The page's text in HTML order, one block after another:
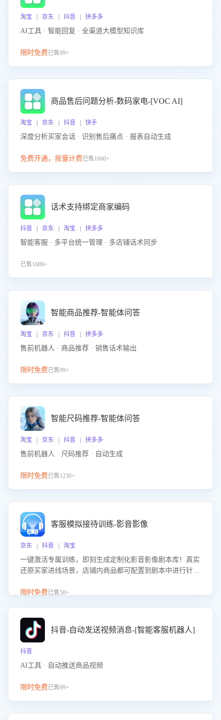
淘宝 | 京东 | 抖音 | 拼多多
AI工具 · 智能回复 · 全渠道大模型知识库
限时免费已售99+
商品售后问题分析-数码家电-[VOC AI]
淘宝 | 京东 | 抖音 | 快手
深度分析买家会话 · 识别售后痛点 · 报表自动生成
免费开通，按量计费已售1660+
话术支持绑定商家编码
抖音 | 京东 | 淘宝 | 拼多多
智能客服 · 多平台统一管理 · 多店铺话术同步
已售1689+
智能商品推荐-智能体问答
淘宝 | 京东 | 抖音 | 拼多多
售前机器人 · 商品推荐 · 销售话术输出
限时免费已售99+
智能尺码推荐-智能体问答
淘宝 | 京东 | 抖音 | 拼多多
售前机器人 · 尺码推荐 · 自动生成
限时免费已售1230+
客服模拟接待训练-影音影像
京东 | 抖音 | 淘宝
一键激活专属训练，即刻生成定制化影音影像剧本库！真实
还原买家进线场景，店铺内商品都可配置到剧本中进行针对
击 “立即开通”，快速获取影音影像类目剧本，一键开启客服
限时免费已售50+
抖音-自动发送视频消息-[智能客服机器人]
抖音
AI工具 · 自动推送商品视频
限时免费已售99+